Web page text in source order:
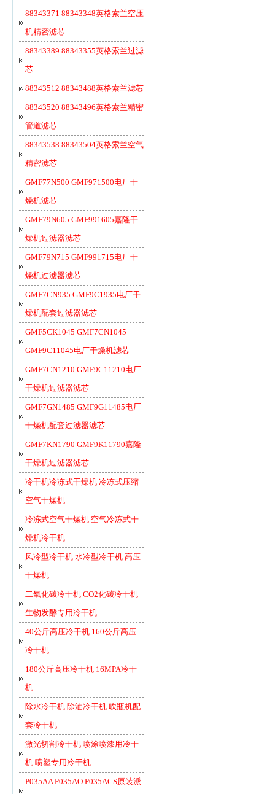
88343371 88343348英格索兰空压
机精密滤芯
88343389 88343355英格索兰过滤
芯
88343512 88343488英格索兰滤芯
88343520 88343496英格索兰精密
管道滤芯
88343538 88343504英格索兰空气
精密滤芯
GMF77N500 GMF971500电厂干
燥机滤芯
GMF79N605 GMF991605嘉隆干
燥机过滤器滤芯
GMF79N715 GMF991715电厂干
燥机过滤器滤芯
GMF7CN935 GMF9C1935电厂干
燥机配套过滤器滤芯
GMF5CK1045 GMF7CN1045
GMF9C11045电厂干燥机滤芯
GMF7CN1210 GMF9C11210电厂
干燥机过滤器滤芯
GMF7GN1485 GMF9G11485电厂
干燥机配套过滤器滤芯
GMF7KN1790 GMF9K11790嘉隆
干燥机过滤器滤芯
冷干机冷冻式干燥机 冷冻式压缩
空气干燥机
冷冻式空气干燥机 空气冷冻式干
燥机冷干机
风冷型冷干机 水冷型冷干机 高压
干燥机
二氧化碳冷干机 CO2化碳冷干机
生物发酵专用冷干机
40公斤高压冷干机 160公斤高压
冷干机
180公斤高压冷干机 16MPA冷干
机
除水冷干机 除油冷干机 吹瓶机配
套冷干机
激光切割冷干机 喷涂喷漆用冷干
机 喷塑专用冷干机
P035AA P035AO P035ACS原装派